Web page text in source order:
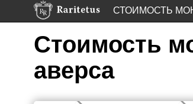
СТОИМОСТЬ
Стоимость
аверса